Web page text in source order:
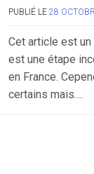
PUBLIÉ LE 28
Cet article est
est une étape
en France.
certains mais….